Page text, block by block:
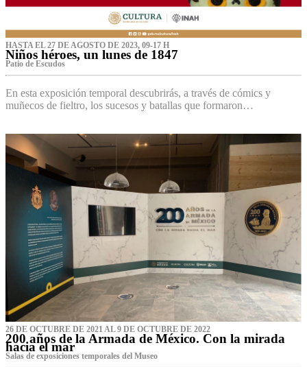
HASTA EL 27 DE AGOSTO DE 2023, 09-17 H
Niños héroes, un lunes de 1847
Patio de Escudos
En esta exposición temporal descubrirás, a través de cómics y
muñecos de fieltro, los sucesos y batallas que formaron…
26 DE OCTUBRE DE 2021 AL 9 DE OCTUBRE DE 2022
200 años de la Armada de México. Con la mirada
hacia el mar
Salas de exposiciones temporales del Museo‌